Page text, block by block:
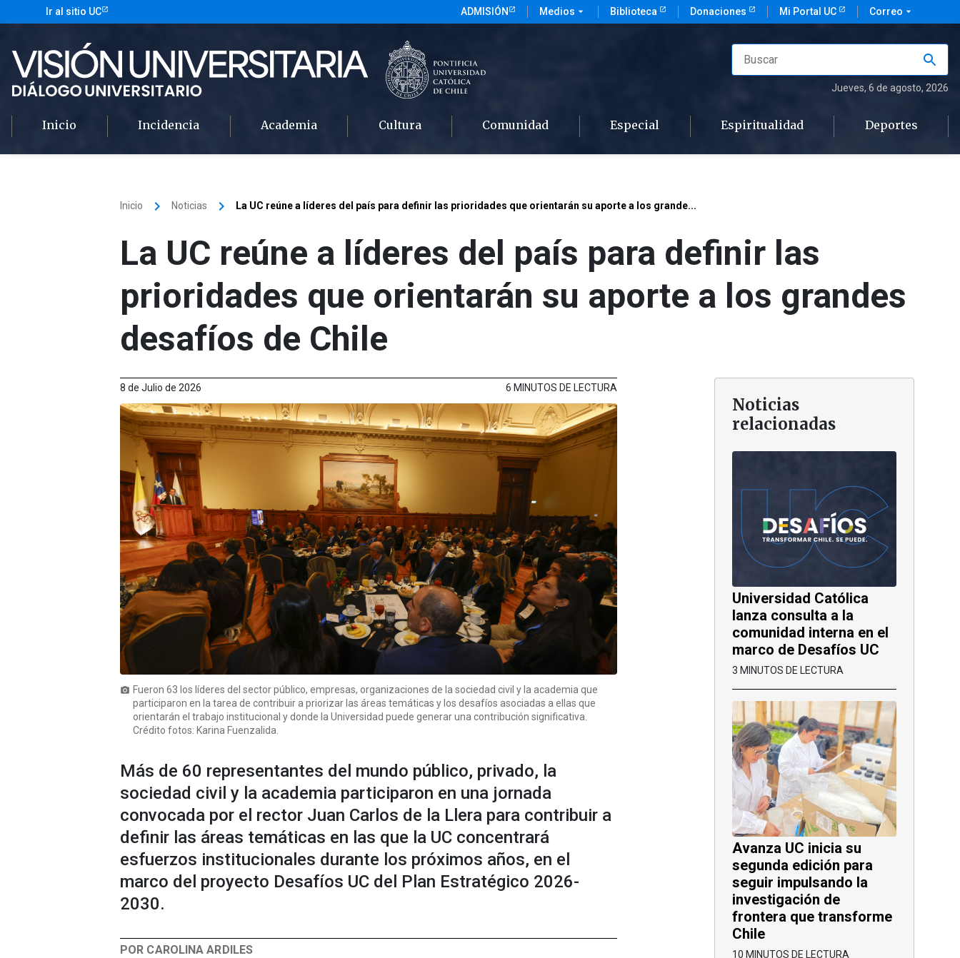
Ir al sitio UC ADMISIÓN Medios arrow_drop_down Biblioteca Donaciones Mi Portal UC Correo arrow_drop_down
Jueves, 6 de agosto, 2026
Inicio Incidencia Academia Cultura Comunidad Especial Espiritualidad Deportes
Inicio keyboard_arrow_right Noticias keyboard_arrow_right La UC reúne a líderes del país para definir las prioridades que orientarán su aporte a los grande...
La UC reúne a líderes del país para definir las
prioridades que orientarán su aporte a los grandes
desafíos de Chile
8 de Julio de 2026 6 MINUTOS DE LECTURA
photo_camera Fueron 63 los líderes del sector público, empresas, organizaciones de la sociedad civil y la academia que
participaron en la tarea de contribuir a priorizar las áreas temáticas y los desafíos asociadas a ellas que
orientarán el trabajo institucional y donde la Universidad puede generar una contribución significativa.
Crédito fotos: Karina Fuenzalida.
Más de 60 representantes del mundo público, privado, la
sociedad civil y la academia participaron en una jornada
convocada por el rector Juan Carlos de la Llera para contribuir a
definir las áreas temáticas en las que la UC concentrará
esfuerzos institucionales durante los próximos años, en el
marco del proyecto Desafíos UC del Plan Estratégico 2026-
2030.
POR CAROLINA ARDILES
Noticias
relacionadas
Universidad Católica
lanza consulta a la
comunidad interna en el
marco de Desafíos UC
3 MINUTOS DE LECTURA
Avanza UC inicia su
segunda edición para
seguir impulsando la
investigación de
frontera que transforme
Chile
10 MINUTOS DE LECTURA